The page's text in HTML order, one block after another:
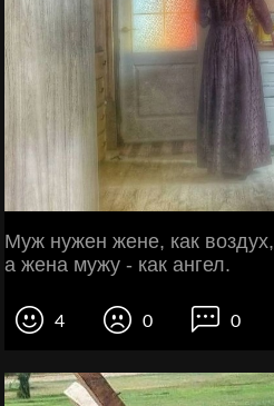
Муж нужен жене, как воздух,
а жена мужу - как ангел.
4 0 0